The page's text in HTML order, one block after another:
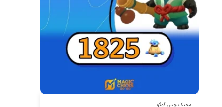
مجیک چس گوگو